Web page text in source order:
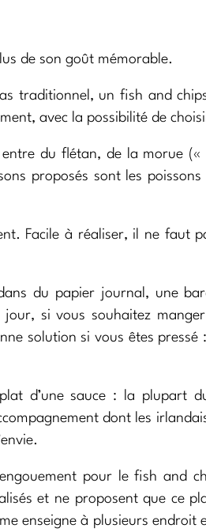
de son goût mémorable.
traditionnel, un fish and
avec la possibilité de
du flétan, de la morue
proposés sont les
Facile à réaliser, il ne faut
du papier journal, une
si vous souhaitez
solution si vous êtes
d’une sauce : la plupart
dont les
pour le fish and
et ne proposent que ce
enseigne à plusieurs endroit